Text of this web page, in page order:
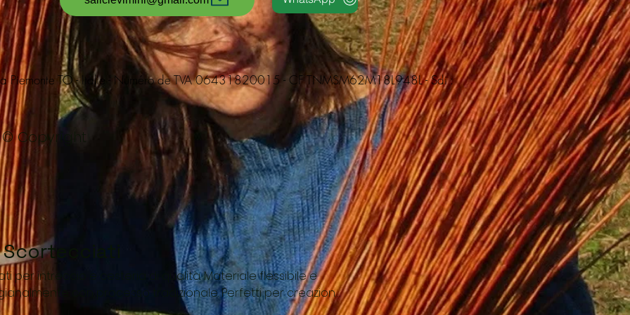
Piemonte TO - Italie - Numéro de TVA 06431820015 - CF TNMSM62M18L948L - Sdi :
© Copyright
per intreccio e cesteria di qualità. Materiale flessibile e
con processo tradizionale. Perfetti per creazioni
di cesteria e artigianato.